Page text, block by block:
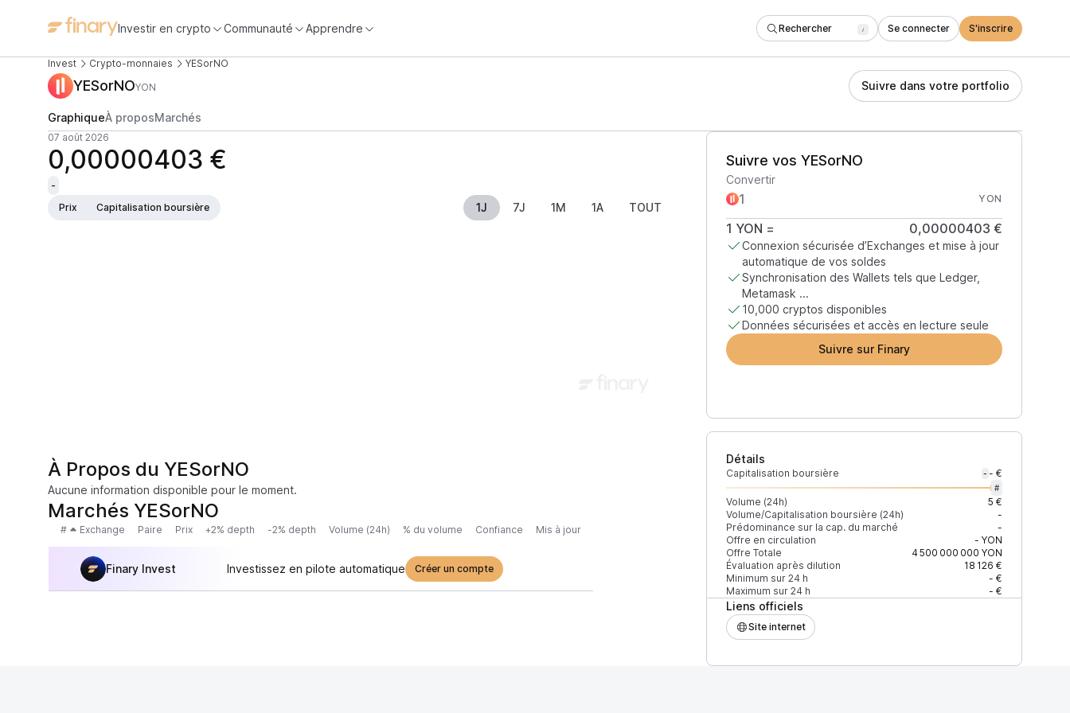
Investir en crypto Communauté Apprendre Rechercher / Se connecter S'inscrire
Invest Crypto-monnaies YESorNO
YESorNOYON Suivre dans votre portfolio
GraphiqueÀ proposMarchés
07 août 2026
0,00000403 €
-
Prix
Capitalisation boursière 1J 7J 1M 1A TOUT
Suivre vos YESorNO
Convertir
YON
1 YON = 0,00000403 €
Connexion sécurisée d’Exchanges et mise à jour
automatique de vos soldes
Synchronisation des Wallets tels que Ledger,
Metamask ...
10,000 cryptos disponibles
Données sécurisées et accès en lecture seule
Suivre sur Finary
Détails
Capitalisation boursière - - €
#
Volume (24h)
5 €
Volume/Capitalisation boursière (24h)
-
Prédominance sur la cap. du marché
-
Offre en circulation
- YON
Offre Totale
4 500 000 000 YON
Évaluation après dilution
18 126 €
Minimum sur 24 h
- €
Maximum sur 24 h
- €
Liens officiels
Site internet
À Propos du YESorNO
Aucune information disponible pour le moment.
Marchés YESorNO
# Exchange Paire Prix +2% depth -2% depth Volume (24h) % du volume Confiance Mis à jour
Finary Invest Investissez en pilote automatique Créer un compte